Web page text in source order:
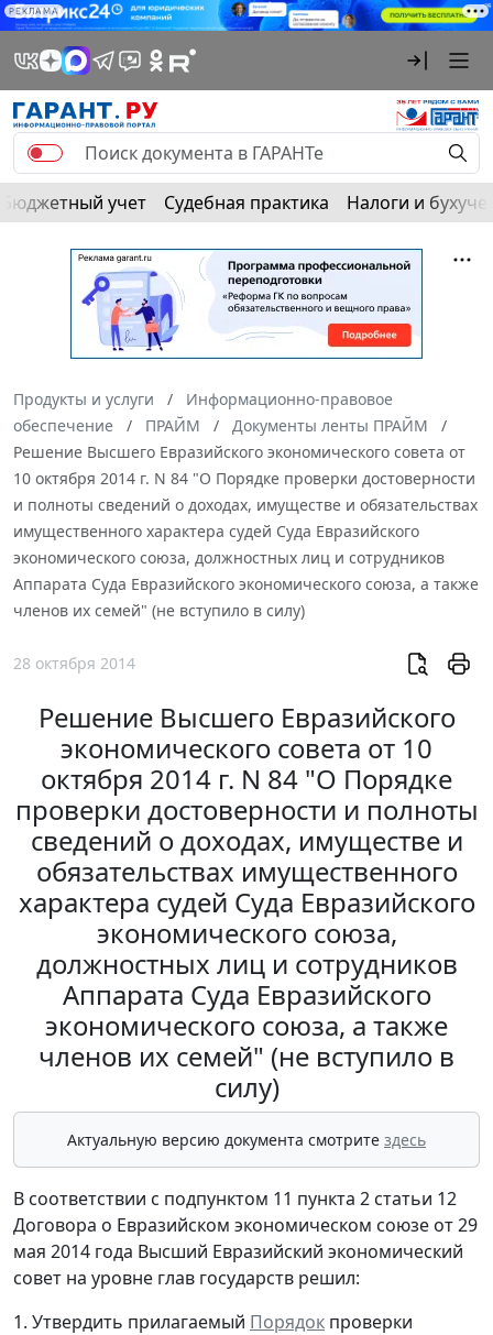
РЕКЛАМА
Бюджетный учет Судебная практика Налоги и
Продукты и услуги
Информационно-правовое
обеспечение
ПРАЙМ
Документы ленты ПРАЙМ
Решение Высшего Евразийского экономического совета от
10 октября 2014 г. N 84 "О Порядке проверки достоверности
и полноты сведений о доходах, имуществе и обязательствах
имущественного характера судей Суда Евразийского
экономического союза, должностных лиц и сотрудников
Аппарата Суда Евразийского экономического союза, а также
членов их семей" (не вступило в силу)
28 октября 2014
Решение Высшего Евразийского
экономического совета от 10
октября 2014 г. N 84 "О Порядке
проверки достоверности и полноты
сведений о доходах, имуществе и
обязательствах имущественного
характера судей Суда Евразийского
экономического союза,
должностных лиц и сотрудников
Аппарата Суда Евразийского
экономического союза, а также
членов их семей" (не вступило в
силу)
Актуальную версию документа смотрите здесь
В соответствии с подпунктом 11 пункта 2 статьи 12
Договора о Евразийском экономическом союзе от 29
мая 2014 года Высший Евразийский экономический
совет на уровне глав государств решил:
1. Утвердить прилагаемый Порядок проверки